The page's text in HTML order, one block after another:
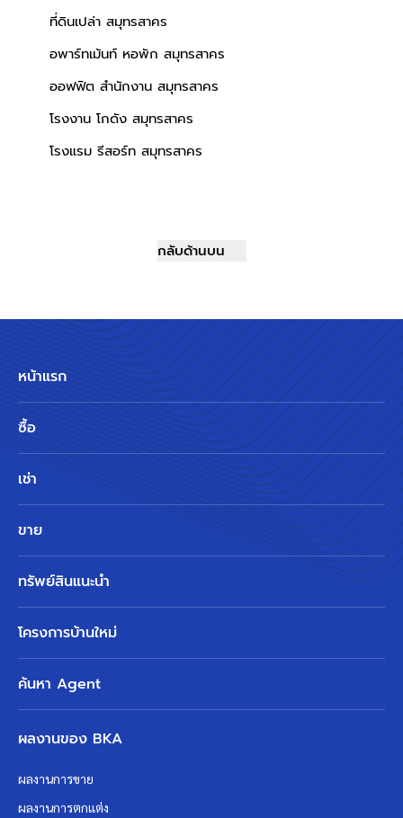
ที่ดินเปล่า สมุทรสาคร
อพาร์ทเม้นท์ หอพัก สมุทรสาคร
ออฟฟิต สำนักงาน สมุทรสาคร
โรงงาน โกดัง สมุทรสาคร
โรงแรม รีสอร์ท สมุทรสาคร
กลับด้านบน
หน้าแรก
ซื้อ
เช่า
ขาย
ทรัพย์สินแนะนำ
โครงการบ้านใหม่
ค้นหา Agent
ผลงานของ BKA
ผลงานการขาย
ผลงานการตกแต่ง